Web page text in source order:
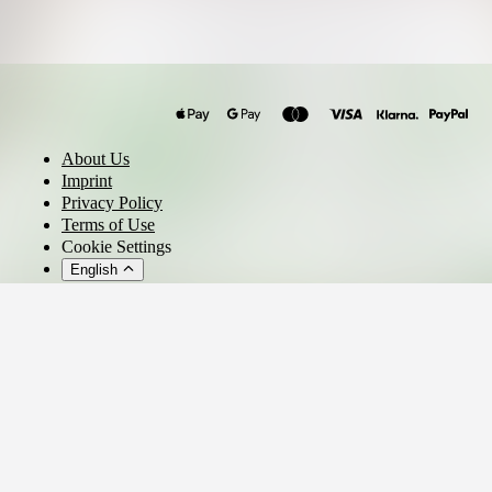
Mickie Krause
Frenzy
Julian Sommer
Jörg Bausch
Lorenz Büffel
About Us
Imprint
Privacy Policy
Terms of Use
Cookie Settings
English